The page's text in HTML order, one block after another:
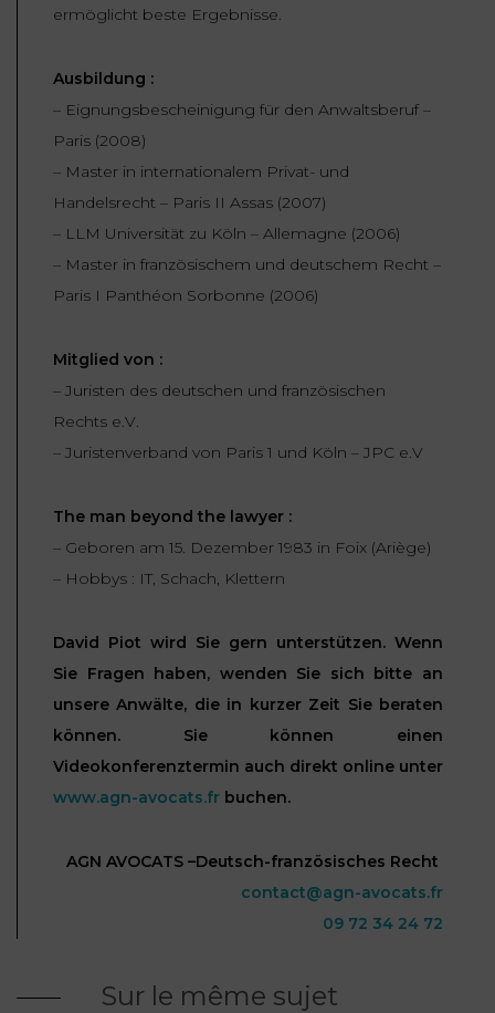
TOURISME
PUBLIQUE
PRÉJUDICE
CORPOREL
DROIT
DES
ÉTRANGERS
ET
L’IMMIGRATION
ermöglicht beste Ergebnisse.
Ausbildung :
– Eignungsbescheinigung für den Anwaltsberuf –
Paris (2008)
– Master in internationalem Privat- und
Handelsrecht – Paris II Assas (2007)
– LLM Universität zu Köln – Allemagne (2006)
– Master in französischem und deutschem Recht –
Paris I Panthéon Sorbonne (2006)
Mitglied von :
– Juristen des deutschen und französischen
Rechts e.V.
– Juristenverband von Paris 1 und Köln – JPC e.V
The man beyond the lawyer :
– Geboren am 15. Dezember 1983 in Foix (Ariège)
– Hobbys : IT, Schach, Klettern
David Piot wird Sie gern unterstützen. Wenn
Sie Fragen haben, wenden Sie sich bitte an
unsere Anwälte, die in kurzer Zeit Sie beraten
können. Sie können einen
Videokonferenztermin auch direkt online unter
www.agn-avocats.fr buchen.
AGN AVOCATS –Deutsch-französisches Recht
contact@agn-avocats.fr
09 72 34 24 72
Sur le même sujet